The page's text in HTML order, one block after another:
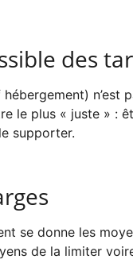
des
n’est
plus « juste » :
supporter.
se donne les
de la limiter